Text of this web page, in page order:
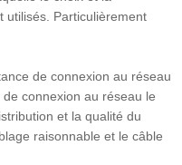
utilisés. Particulièrement
de connexion au réseau
connexion au réseau le
et la qualité du
raisonnable et le câble